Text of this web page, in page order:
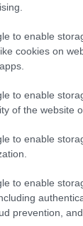
to enable
cookies on
to enable
of the website
to enable
to enable
prevention,
újabb nagy
Pócs
kevesebbet
mutatja,